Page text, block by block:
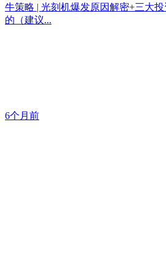
牛策略 | 光刻机爆发原因解密+三大
的（建议...
6个月前